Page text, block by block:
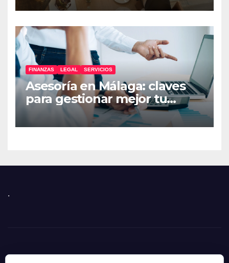
FINANZAS LEGAL SERVICIOS
Asesoría en Málaga: claves
para gestionar mejor tu
empresa
.